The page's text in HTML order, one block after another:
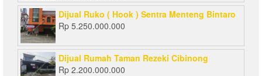
Dijual Ruko ( Hook ) Sentra Menteng Bintaro
Rp 5.250.000.000
Dijual Rumah Taman Rezeki Cibinong
Rp 2.200.000.000